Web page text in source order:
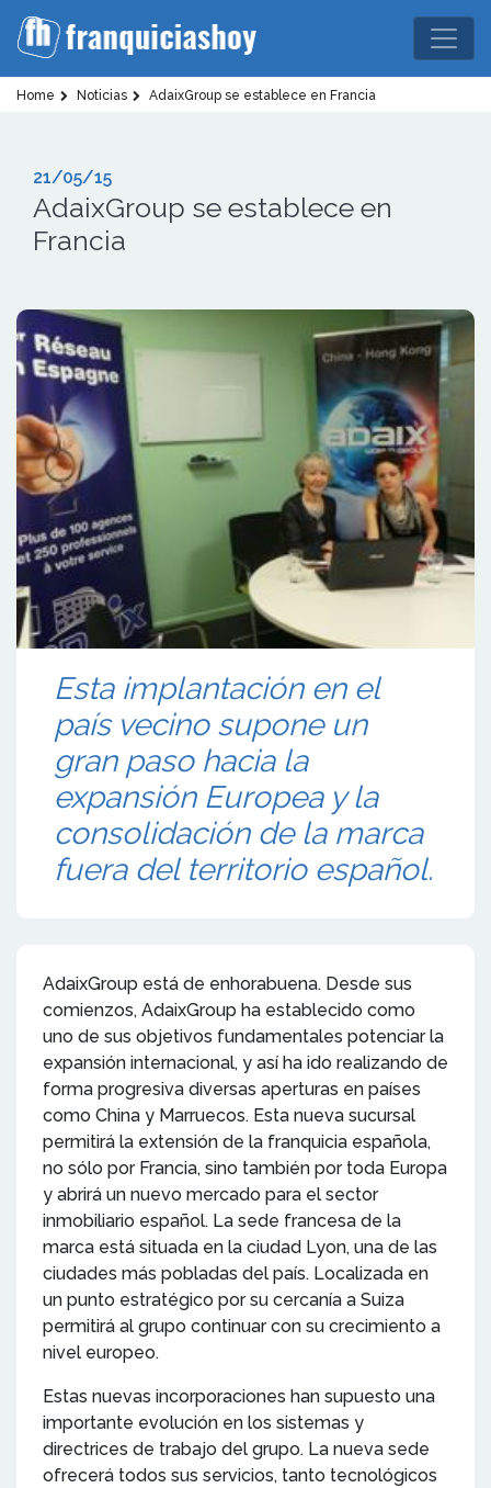
Home Noticias AdaixGroup se establece en Francia
21/05/15
AdaixGroup se establece en
Francia
Esta implantación en el
país vecino supone un
gran paso hacia la
expansión Europea y la
consolidación de la marca
fuera del territorio español.
AdaixGroup está de enhorabuena. Desde sus
comienzos, AdaixGroup ha establecido como
uno de sus objetivos fundamentales potenciar la
expansión internacional, y así ha ido realizando de
forma progresiva diversas aperturas en países
como China y Marruecos. Esta nueva sucursal
permitirá la extensión de la franquicia española,
no sólo por Francia, sino también por toda Europa
y abrirá un nuevo mercado para el sector
inmobiliario español. La sede francesa de la
marca está situada en la ciudad Lyon, una de las
ciudades más pobladas del país. Localizada en
un punto estratégico por su cercanía a Suiza
permitirá al grupo continuar con su crecimiento a
nivel europeo.
Estas nuevas incorporaciones han supuesto una
importante evolución en los sistemas y
directrices de trabajo del grupo. La nueva sede
ofrecerá todos sus servicios, tanto tecnológicos